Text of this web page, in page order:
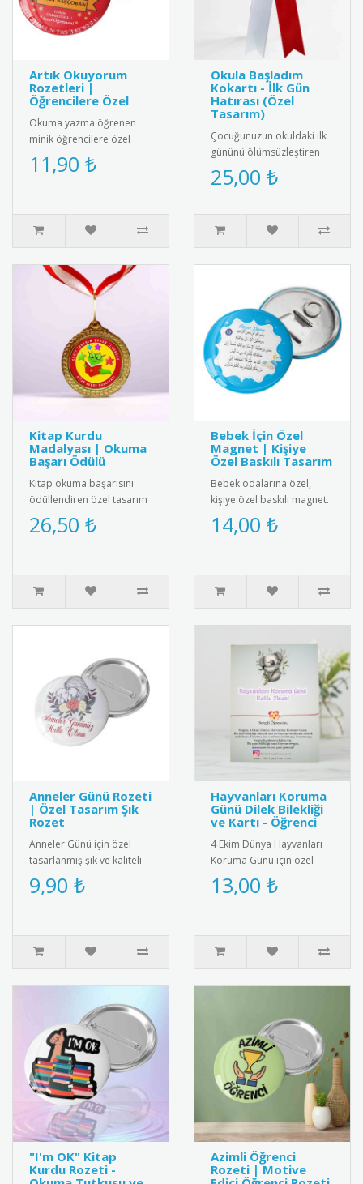
Artık Okuyorum
Rozetleri |
Öğrencilere Özel
Okuma yazma öğrenen
minik öğrencilere özel
olarak tasarlanmış "Artık
Okuyorum" rozetleri ile bu
11,90 ₺
Okula Başladım
Kokartı - İlk Gün
Hatırası (Özel
Tasarım)
Çocuğunuzun okuldaki ilk
gününü ölümsüzleştiren
şık ve özel tasarım "Okula
Başladım" kokartı. Kalite..
25,00 ₺
Kitap Kurdu
Madalyası | Okuma
Başarı Ödülü
Kitap okuma başarısını
ödüllendiren özel tasarım
madalya. Okuma
alışkanlığını teşvik etmek
26,50 ₺
Bebek İçin Özel
Magnet | Kişiye
Özel Baskılı Tasarım
Bebek odalarına özel,
kişiye özel baskılı magnet.
Buzdolabı, dolap ya da
ferforje süslemelerinde
14,00 ₺
Anneler Günü Rozeti
| Özel Tasarım Şık
Rozet
Anneler Günü için özel
tasarlanmış şık ve kaliteli
rozet. 2025 yılına özel
desen ve renklerle üretil..
9,90 ₺
Hayvanları Koruma
Günü Dilek Bilekliği
ve Kartı - Öğrenci
4 Ekim Dünya Hayvanları
Koruma Günü için özel
olarak hazırlanan bu
anlamlı hediye kartı ve
13,00 ₺
"I'm OK" Kitap
Kurdu Rozeti -
Azimli Öğrenci
Rozeti | Motive